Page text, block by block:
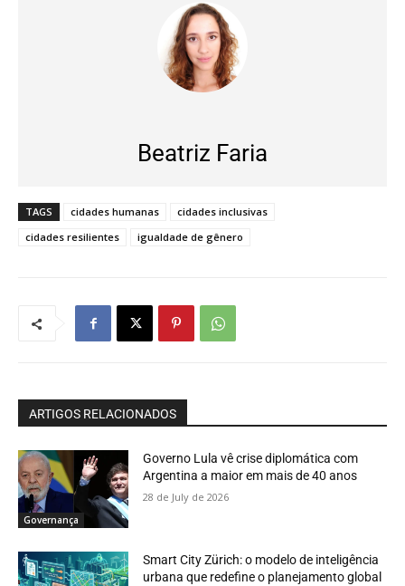
Beatriz Faria
TAGS cidades humanas
cidades inclusivas
cidades resilientes
igualdade de gênero
ARTIGOS RELACIONADOS
Governança
Governo Lula vê crise diplomática com
Argentina a maior em mais de 40 anos
28 de July de 2026
Smart City Zürich: o modelo de inteligência
urbana que redefine o planejamento global